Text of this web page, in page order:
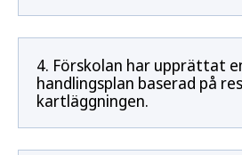
4. Förskolan har upprättat
handlingsplan baserad på
kartläggningen.